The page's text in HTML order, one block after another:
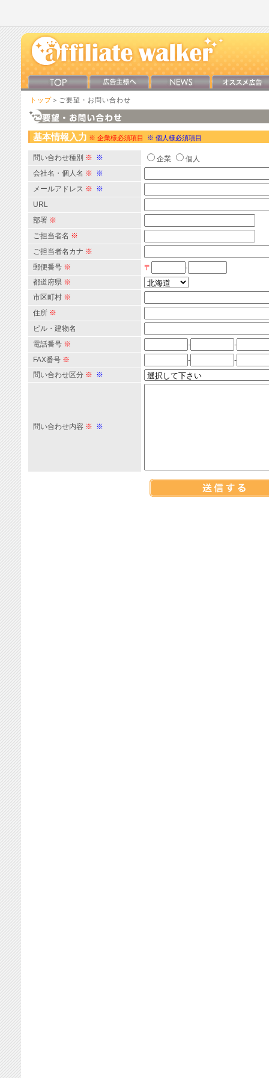
トップ ＞ご要望・お問い合わせ
基本情報入力 ※ 企業様必須項目 ※ 個人様必須項目
問い合わせ種別 ※ ※ 企業
個人
会社名・個人名 ※ ※
メールアドレス ※ ※
URL
部署 ※
ご担当者名 ※
ご担当者名カナ ※
郵便番号 ※ 〒
-
都道府県 ※
市区町村 ※
住所 ※
ビル・建物名
電話番号 ※ -
-
FAX番号 ※ -
-
問い合わせ区分 ※ ※
問い合わせ内容 ※ ※